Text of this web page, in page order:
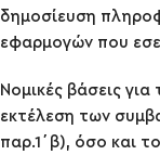
δημοσίευση
εφαρμογών που
Νομικές βάσεις
εκτέλεση των
παρ.1΄β), όσο και